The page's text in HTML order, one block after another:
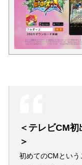
＜テレビCM
＞
初めてのCMとい